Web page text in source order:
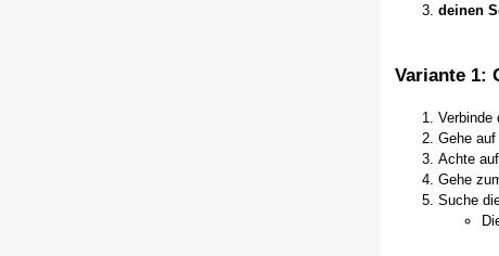
deinen
Variante 1:
Verbinde
Gehe auf
Achte
Gehe
Suche